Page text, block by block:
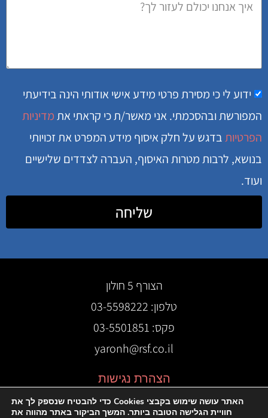
ידוע לי כי מסירת פרטי מידע אישי אודותי הינה בידיעתי
המפורשת ובהסכמתי. אני מאשר/ת כי קראתי אתמדיניות
הפרטיותבדגש על חלק איסוף מידע המפרט את זכויותי
בנושא, לרבות מטרות האיסוף, העברה לצדדים שלישיים
ועוד.
שליחה
הצורף 5 חולון
טלפון: 03-5598222
פקס: 03-5501851
yaronh@rsf.co.il
הצהרת נגישות
האתר עושה שימוש בקבצי Cookies כדי להבטיח שנספק לך את
חוויית הגלישה הטובה ביותר. המשך הביקור באתר מהווה את